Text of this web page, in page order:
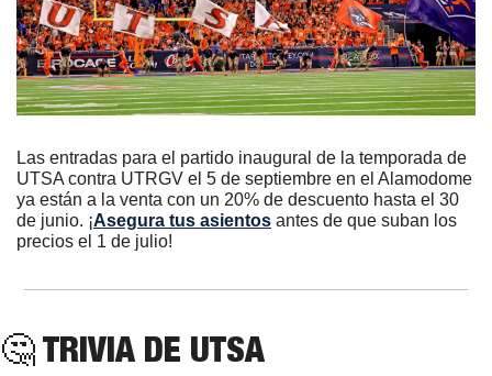
Las entradas para el partido inaugural de la temporada de
UTSA contra UTRGV el 5 de septiembre en el Alamodome
ya están a la venta con un 20% de descuento hasta el 30
de junio. ¡Asegura tus asientos antes de que suban los
precios el 1 de julio!
🤔 TRIVIA DE UTSA